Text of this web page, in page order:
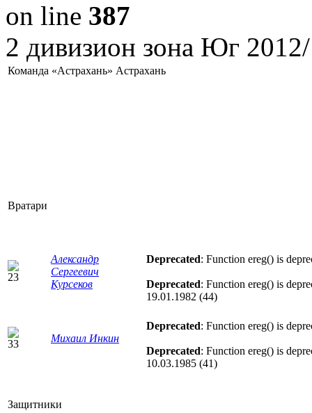
on line 387
2 дивизион зона Юг
Команда «Астрахань» Астрахань
Вратари
Александр
Сергеевич
Курсеков
Deprecated: Function ereg() is
Deprecated: Function ereg() is
19.01.1982 (44)
Михаил Инкин
Deprecated: Function ereg() is
Deprecated: Function ereg() is
10.03.1985 (41)
Защитники